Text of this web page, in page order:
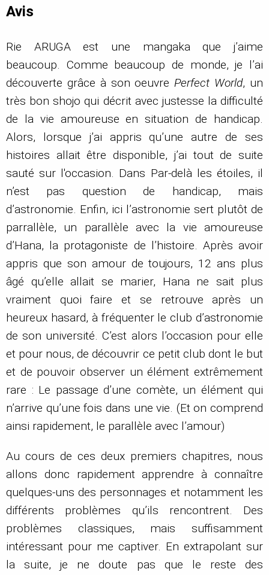
Avis
Rie ARUGA est une mangaka que j’aime
beaucoup. Comme beaucoup de monde, je l’ai
découverte grâce à son oeuvrePerfect World, un
très bon shojo qui décrit avec justesse la difficulté
de la vie amoureuse en situation de handicap.
Alors, lorsque j’ai appris qu’une autre de ses
histoires allait être disponible, j’ai tout de suite
sauté sur l'occasion. Dans Par-delà les étoiles, il
n’est pas question de handicap, mais
d’astronomie. Enfin, ici l’astronomie sert plutôt de
parrallèle, un parallèle avec la vie amoureuse
d’Hana, la protagoniste de l’histoire. Après avoir
appris que son amour de toujours, 12 ans plus
âgé qu’elle allait se marier, Hana ne sait plus
vraiment quoi faire et se retrouve après un
heureux hasard, à fréquenter le club d’astronomie
de son université. C’est alors l’occasion pour elle
et pour nous, de découvrir ce petit club dont le but
et de pouvoir observer un élément extrêmement
rare : Le passage d’une comète, un élément qui
n’arrive qu’une fois dans une vie. (Et on comprend
ainsi rapidement, le parallèle avec l’amour)
Au cours de ces deux premiers chapitres, nous
allons donc rapidement apprendre à connaître
quelques-uns des personnages et notamment les
différents problèmes qu’ils rencontrent. Des
problèmes classiques, mais suffisamment
intéressant pour me captiver. En extrapolant sur
la suite, je ne doute pas que le reste des